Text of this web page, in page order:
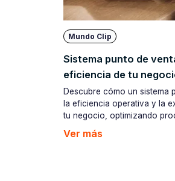
Mundo Clip
Sistema punto de
eficiencia de tu
Descubre cómo un sistema
la eficiencia operativa y la
tu negocio, optimizando
Ver más